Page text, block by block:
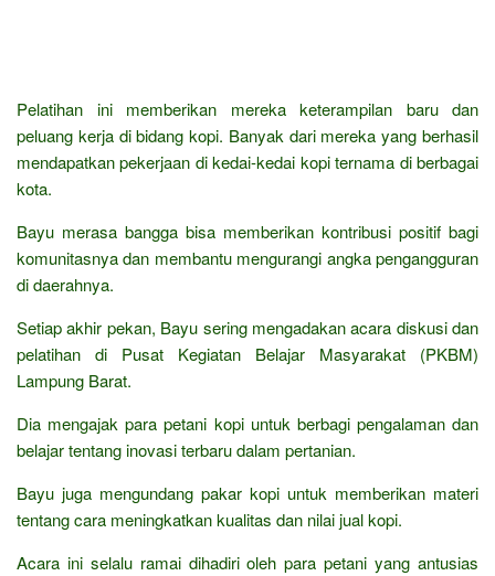
Pelatihan ini memberikan mereka keterampilan baru dan
peluang kerja di bidang kopi. Banyak dari mereka yang berhasil
mendapatkan pekerjaan di kedai-kedai kopi ternama di berbagai
kota.
Bayu merasa bangga bisa memberikan kontribusi positif bagi
komunitasnya dan membantu mengurangi angka pengangguran
di daerahnya.
Setiap akhir pekan, Bayu sering mengadakan acara diskusi dan
pelatihan di Pusat Kegiatan Belajar Masyarakat (PKBM)
Lampung Barat.
Dia mengajak para petani kopi untuk berbagi pengalaman dan
belajar tentang inovasi terbaru dalam pertanian.
Bayu juga mengundang pakar kopi untuk memberikan materi
tentang cara meningkatkan kualitas dan nilai jual kopi.
Acara ini selalu ramai dihadiri oleh para petani yang antusias